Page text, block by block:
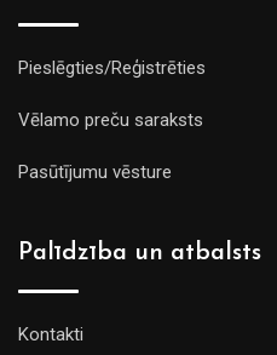
Pieslēgties/Reģistrēties
Vēlamo preču saraksts
Pasūtījumu vēsture
Palīdzība un atbalsts
Kontakti